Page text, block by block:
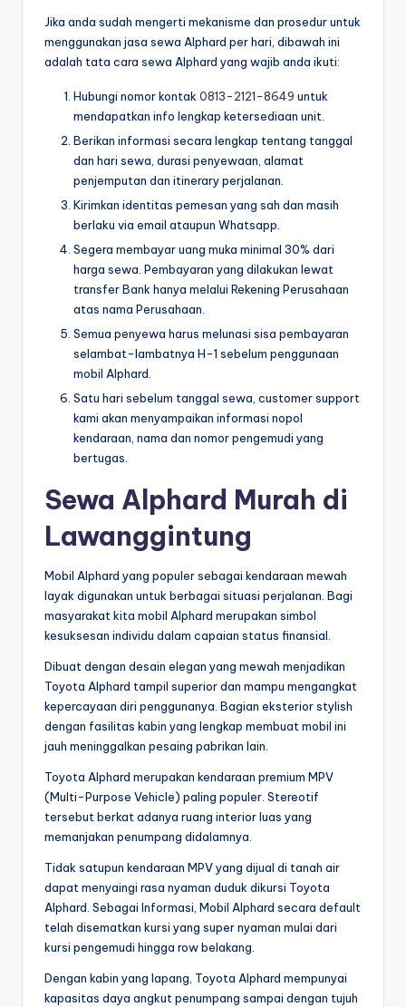
Jika anda sudah mengerti mekanisme dan prosedur untuk
menggunakan jasa sewa Alphard per hari, dibawah ini
adalah tata cara sewa Alphard yang wajib anda ikuti:
Hubungi nomor kontak 0813-2121-8649 untuk
mendapatkan info lengkap ketersediaan unit.
Berikan informasi secara lengkap tentang tanggal
dan hari sewa, durasi penyewaan, alamat
penjemputan dan itinerary perjalanan.
Kirimkan identitas pemesan yang sah dan masih
berlaku via email ataupun Whatsapp.
Segera membayar uang muka minimal 30% dari
harga sewa. Pembayaran yang dilakukan lewat
transfer Bank hanya melalui Rekening Perusahaan
atas nama Perusahaan.
Semua penyewa harus melunasi sisa pembayaran
selambat-lambatnya H-1 sebelum penggunaan
mobil Alphard.
Satu hari sebelum tanggal sewa, customer support
kami akan menyampaikan informasi nopol
kendaraan, nama dan nomor pengemudi yang
bertugas.
Sewa Alphard Murah di
Lawanggintung
Mobil Alphard yang populer sebagai kendaraan mewah
layak digunakan untuk berbagai situasi perjalanan. Bagi
masyarakat kita mobil Alphard merupakan simbol
kesuksesan individu dalam capaian status finansial.
Dibuat dengan desain elegan yang mewah menjadikan
Toyota Alphard tampil superior dan mampu mengangkat
kepercayaan diri penggunanya. Bagian eksterior stylish
dengan fasilitas kabin yang lengkap membuat mobil ini
jauh meninggalkan pesaing pabrikan lain.
Toyota Alphard merupakan kendaraan premium MPV
(Multi-Purpose Vehicle) paling populer. Stereotif
tersebut berkat adanya ruang interior luas yang
memanjakan penumpang didalamnya.
Tidak satupun kendaraan MPV yang dijual di tanah air
dapat menyaingi rasa nyaman duduk dikursi Toyota
Alphard. Sebagai Informasi, Mobil Alphard secara default
telah disematkan kursi yang super nyaman mulai dari
kursi pengemudi hingga row belakang.
Dengan kabin yang lapang, Toyota Alphard mempunyai
kapasitas daya angkut penumpang sampai dengan tujuh